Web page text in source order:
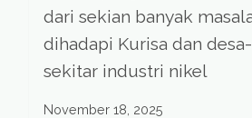
dari sekian banyak
dihadapi Kurisa dan
sekitar industri nikel
November 18, 2025